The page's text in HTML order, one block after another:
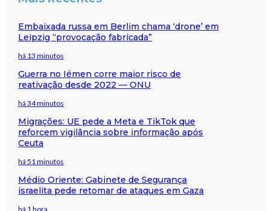
Embaixada russa em Berlim chama ‘drone’ em
Leipzig “provocação fabricada”
há 13 minutos
Guerra no Iémen corre maior risco de
reativação desde 2022 — ONU
há 34 minutos
Migrações: UE pede a Meta e TikTok que
reforcem vigilância sobre informação após
Ceuta
há 51 minutos
Médio Oriente: Gabinete de Segurança
israelita pede retomar de ataques em Gaza
há 1 hora